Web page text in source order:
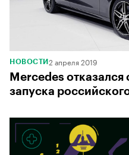
НОВОСТИ 2 апреля 2019
Mercedes
запуска